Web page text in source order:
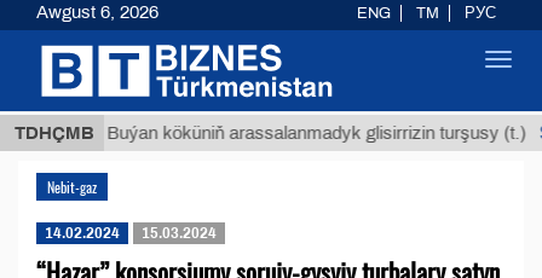
TDHÇMB Buýan köküniň arassalanmadyk glisirrizin turşusy (t.)
Nebit-gaz
14.02.2024 15.03.2024
Awgust 6, 2026 ENG TM РУС